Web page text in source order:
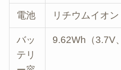
電池 リチウムイオ
バッ
テリ
9.62Wh（3.7V